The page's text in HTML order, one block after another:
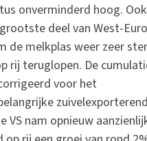
onverminderd hoog.
deel van West-
de melkplas weer zeer
rij teruglopen. De
voor het
VS nam opnieuw